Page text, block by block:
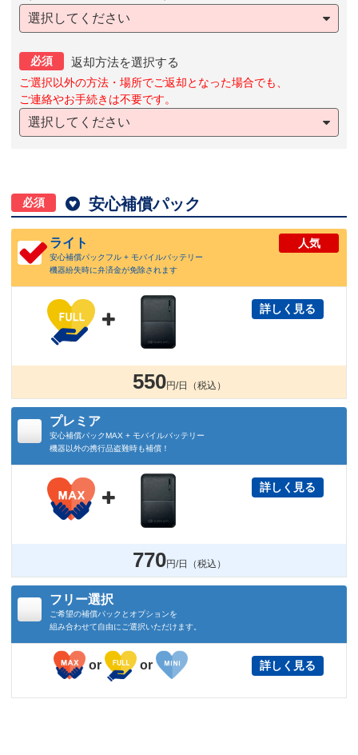
選択してください
必須 返却方法を選択する
ご選択以外の方法・場所でご返却となった場合でも、
ご連絡やお手続きは不要です。
選択してください
必須  安心補償パック
ライト
安心補償パックフル + モバイルバッテリー
機器紛失時に弁済金が免除されます
人気

詳しく見る
550円/日（税込）
プレミア
安心補償パックMAX + モバイルバッテリー
機器以外の携行品盗難時も補償！

詳しく見る
770円/日（税込）
フリー選択
ご希望の補償パックとオプションを
組み合わせて自由にご選択いただけます。
or or 詳しく見る